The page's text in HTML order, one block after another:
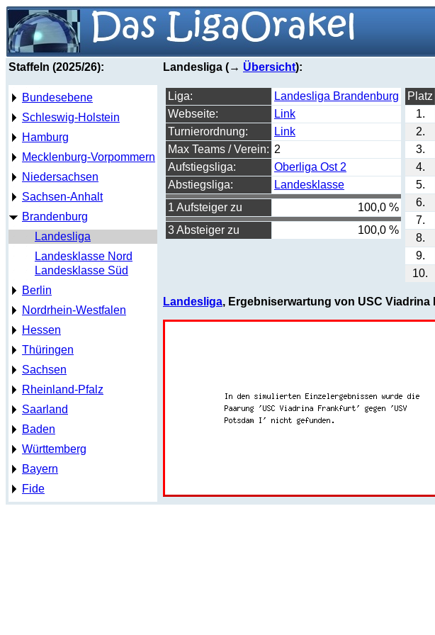
Staffeln (2025/26):
Bundesebene
Schleswig-Holstein
Hamburg
Mecklenburg-Vorpommern
Niedersachsen
Sachsen-Anhalt
Brandenburg
Landesliga
Landesklasse Nord
Landesklasse Süd
Berlin
Nordrhein-Westfalen
Hessen
Thüringen
Sachsen
Rheinland-Pfalz
Saarland
Baden
Württemberg
Bayern
Fide
Landesliga (→ Übersicht):
Liga:
Landesliga Brandenburg
Webseite:
Link
Turnierordnung:
Link
Max Teams / Verein: 2
Aufstiegsliga:
Oberliga Ost 2
Abstiegsliga:
Landesklasse
1 Aufsteiger zu
100,0 %
3 Absteiger zu
100,0 %
Platz
1.
2.
3.
4.
5.
6.
7.
8.
9.
10.
Landesliga, Ergebniserwartung von USC